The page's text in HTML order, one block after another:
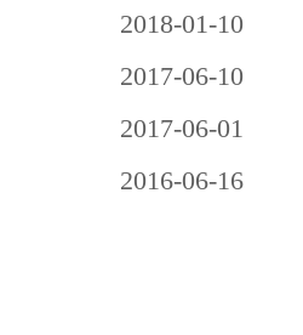
2018-01-10
2017-06-10
2017-06-01
2016-06-16